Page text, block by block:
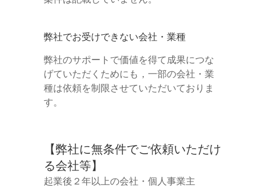
弊社でお受けできない会社・業種
弊社のサポートで価値を得て成果につな
げていただくためにも，一部の会社・業
種は依頼を制限させていただいておりま
す。
【弊社に無条件でご依頼いただけ
る会社等】
起業後２年以上の会社・個人事業主